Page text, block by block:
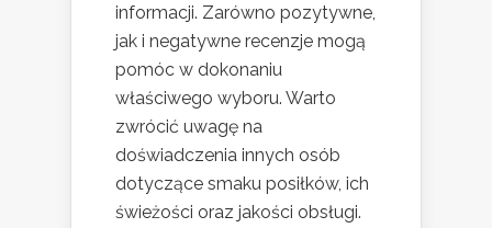
informacji. Zarówno pozytywne,
jak i negatywne recenzje mogą
pomóc w dokonaniu
właściwego wyboru. Warto
zwrócić uwagę na
doświadczenia innych osób
dotyczące smaku posiłków, ich
świeżości oraz jakości obsługi.